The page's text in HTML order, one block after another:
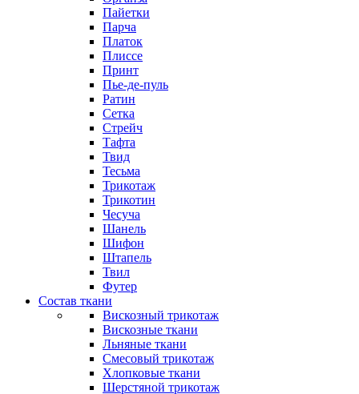
Пайетки
Парча
Платок
Плиссе
Принт
Пье-де-пуль
Ратин
Сетка
Стрейч
Тафта
Твид
Тесьма
Трикотаж
Трикотин
Чесуча
Шанель
Шифон
Штапель
Твил
Футер
Состав ткани
Вискозный трикотаж
Вискозные ткани
Льняные ткани
Смесовый трикотаж
Хлопковые ткани
Шерстяной трикотаж